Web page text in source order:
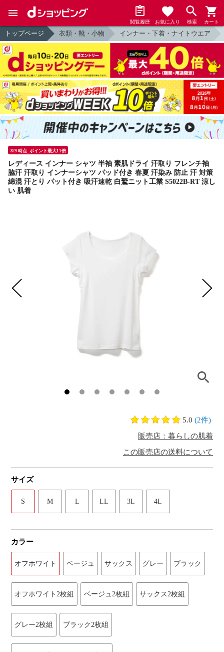
閲覧履歴 お気に入り 検索 カート
トップページ 衣類・靴・小物 インナー・下着・ナイトウエア
8/9 時点_ポイント最大11倍
レディース インナー シャツ 半袖 素肌ドライ 汗取り フレンチ袖
脇汗 汗取り インナーシャツ パッド付き 春夏 汗染み 防止 汗 対策
綿混 汗とり パット付き 吸汗速乾 白鷲ニット工業 S5022B-RT 涼し
い 肌着
5.0 (2件)
販売店：暮らしの肌着
この販売店の送料について
サイズ
S M L LL 3L 4L
カラー
オフホワイト ベージュ サックス グレー ブラック
オフホワイト2枚組 ベージュ2枚組 サックス2枚組
グレー2枚組 ブラック2枚組